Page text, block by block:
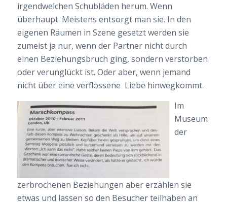
irgendwelchen Schubläden herum. Wenn
überhaupt. Meistens entsorgt man sie. In den
eigenen Räumen in Szene gesetzt werden sie
zumeist ja nur, wenn der Partner nicht durch
einen Beziehungsbruch ging, sondern verstorben
oder verunglückt ist. Oder aber, wenn jemand
nicht über eine verflossene Liebe hinwegkommt.
Im
Museum
der
zerbrochenen Beziehungen aber erzählen sie
etwas und lassen so den Besucher teilhaben an